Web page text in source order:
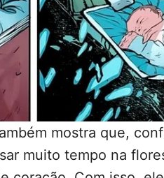
mostra que,
muito tempo na